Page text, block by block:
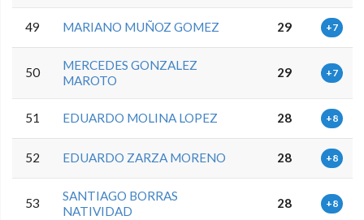
49 MARIANO MUÑOZ GOMEZ 29 +7
50
MERCEDES GONZALEZ
MAROTO
29 +7
51 EDUARDO MOLINA LOPEZ 28 +8
52 EDUARDO ZARZA MORENO 28 +8
53
SANTIAGO BORRAS
NATIVIDAD
28 +8